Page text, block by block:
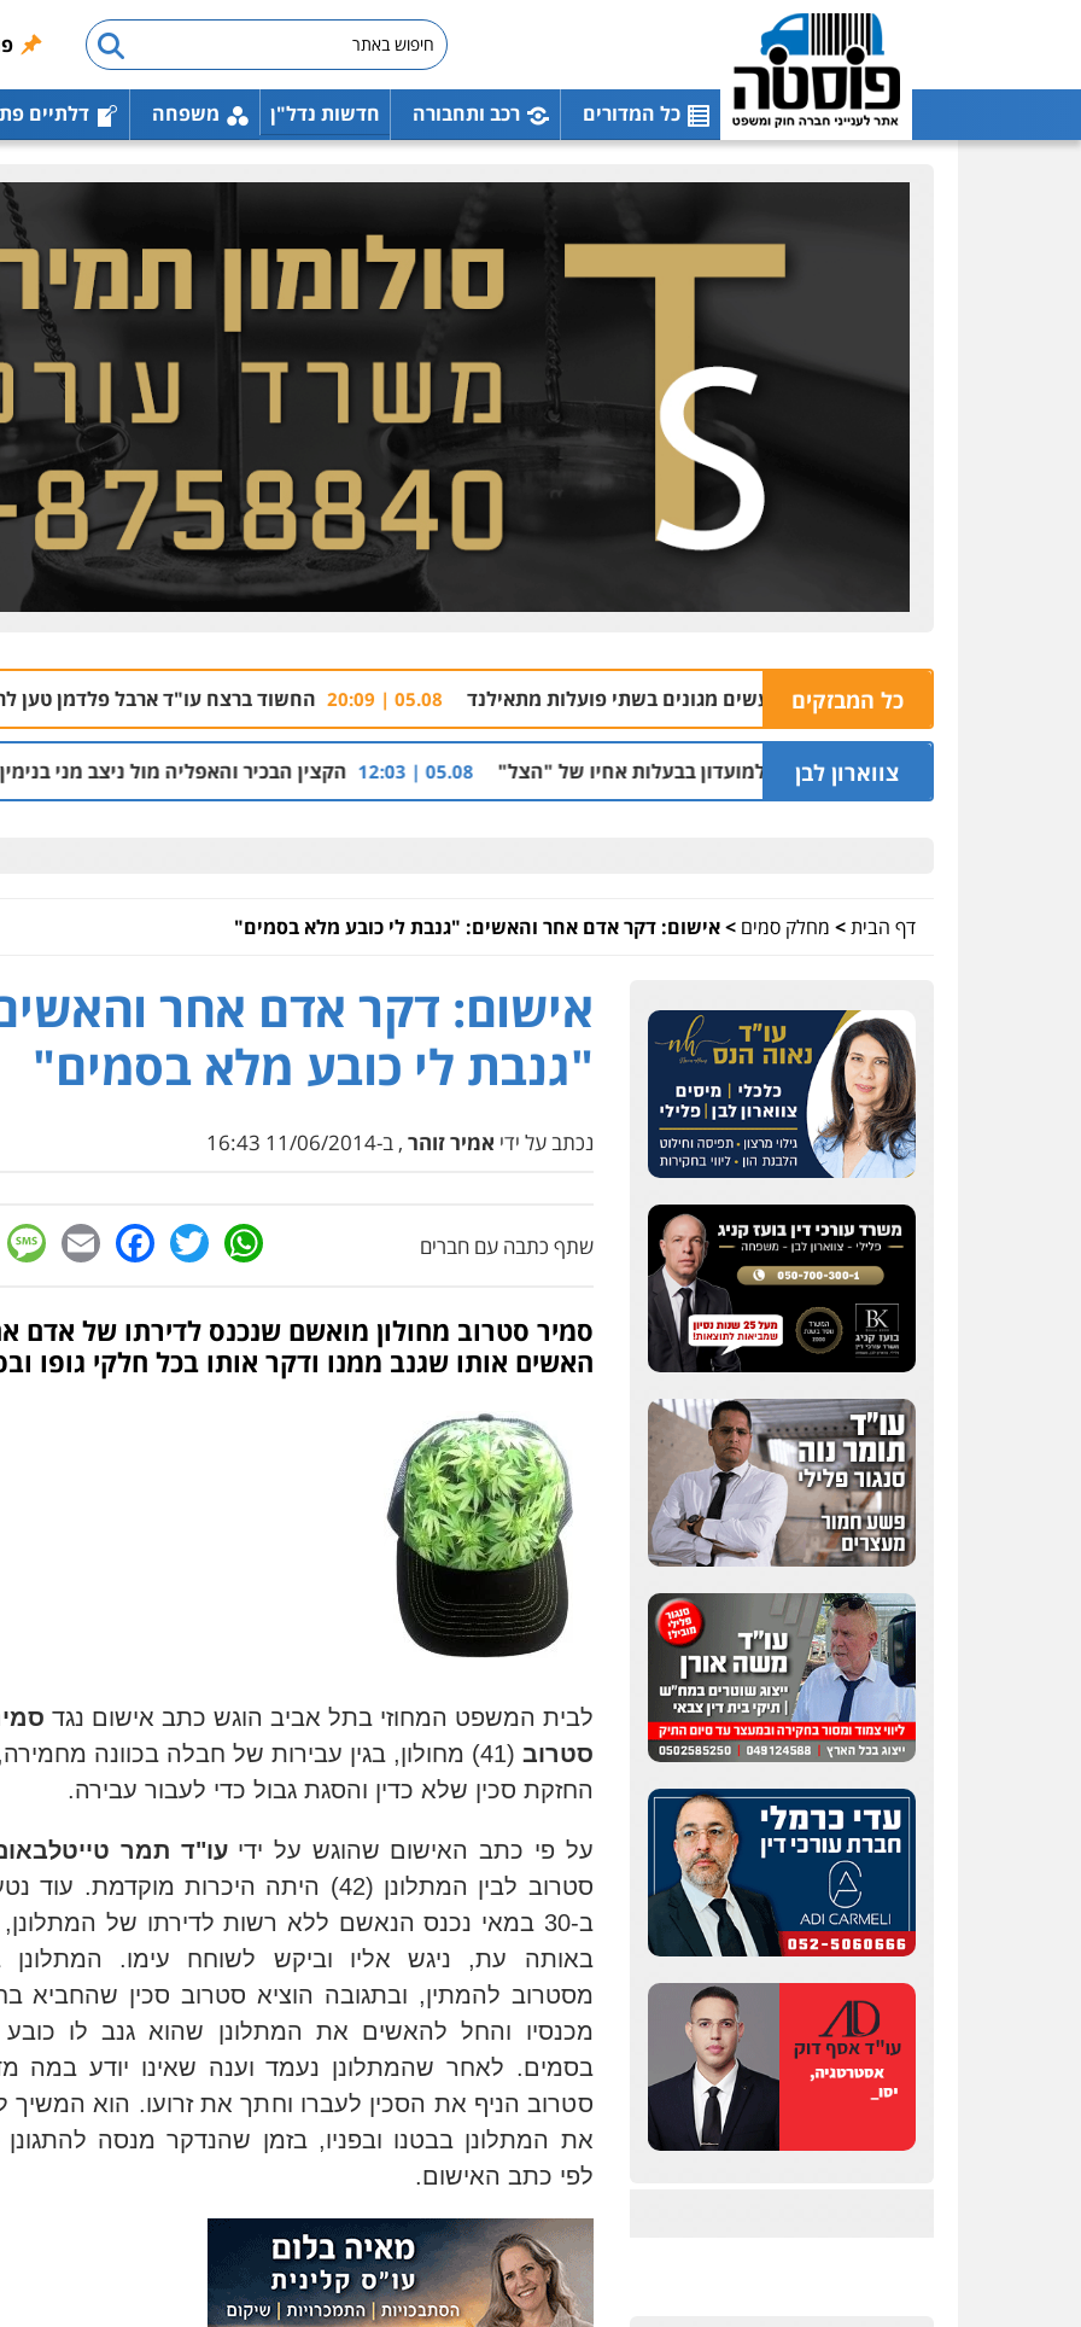
כל המדורים רכב ותחבורה חדשות נדל"ן משפחה דלתיים
כל המבזקים
נאשם בהתעללות ומעשים מגונים בשתי פועלות מתאילנד 05.08 | 20:09 החשוד ברצח עו"ד ארבל פלדמן טען לרקע נפשי
צווארון לבן
בחשד למתן הקלות למועדון בבעלות אחיו של "הצל" 05.08 | 12:03 הקצין הבכיר והאפליה מול ניצב מני בנימין בתיק נצרת
דף הבית> מחלק סמים >אישום: דקר אדם אחר והאשים: "גנבת לי כובע מלא בסמים"
אישום: דקר אדם אחר
"גנבת לי כובע מלא בסמים"
נכתב על ידי אמיר זוהר , ב-11/06/2014 16:43
שתף כתבה עם חברים WhatsApp
Twitter
סמיר סטרוב מחולון מואשם שנכנס לדירתו של אדם
האשים אותו שגנב ממנו ודקר אותו בכל חלקי גופו
לבית המשפט המחוזי בתל אביב הוגש כתב אישום נגד
סטרוב
(41) מחולון, בגין עבירות של חבלה בכוונה
החזקת סכין שלא כדין והסגת גבול כדי לעבור עבירה.
על פי כתב האישום שהוגש על ידיעו"ד תמר
סטרוב לבין המתלונן (42) היתה היכרות מוקדמת. עוד
ב-30 במאי נכנס הנאשם ללא רשות לדירתו של
באותה עת, ניגש אליו וביקש לשוחח עימו. המתלונן
מסטרוב להמתין, ובתגובה הוציא סטרוב סכין שהחביא
מכנסיו והחל להאשים את המתלונן שהוא גנב לו
בסמים. לאחר שהמתלונן נעמד וענה שאינו יודע במה
סטרוב הניף את הסכין לעברו וחתך את זרועו. הוא המשיך
את המתלונן בבטנו ובפניו, בזמן שהנדקר מנסה להתגונן
לפי כתב האישום.